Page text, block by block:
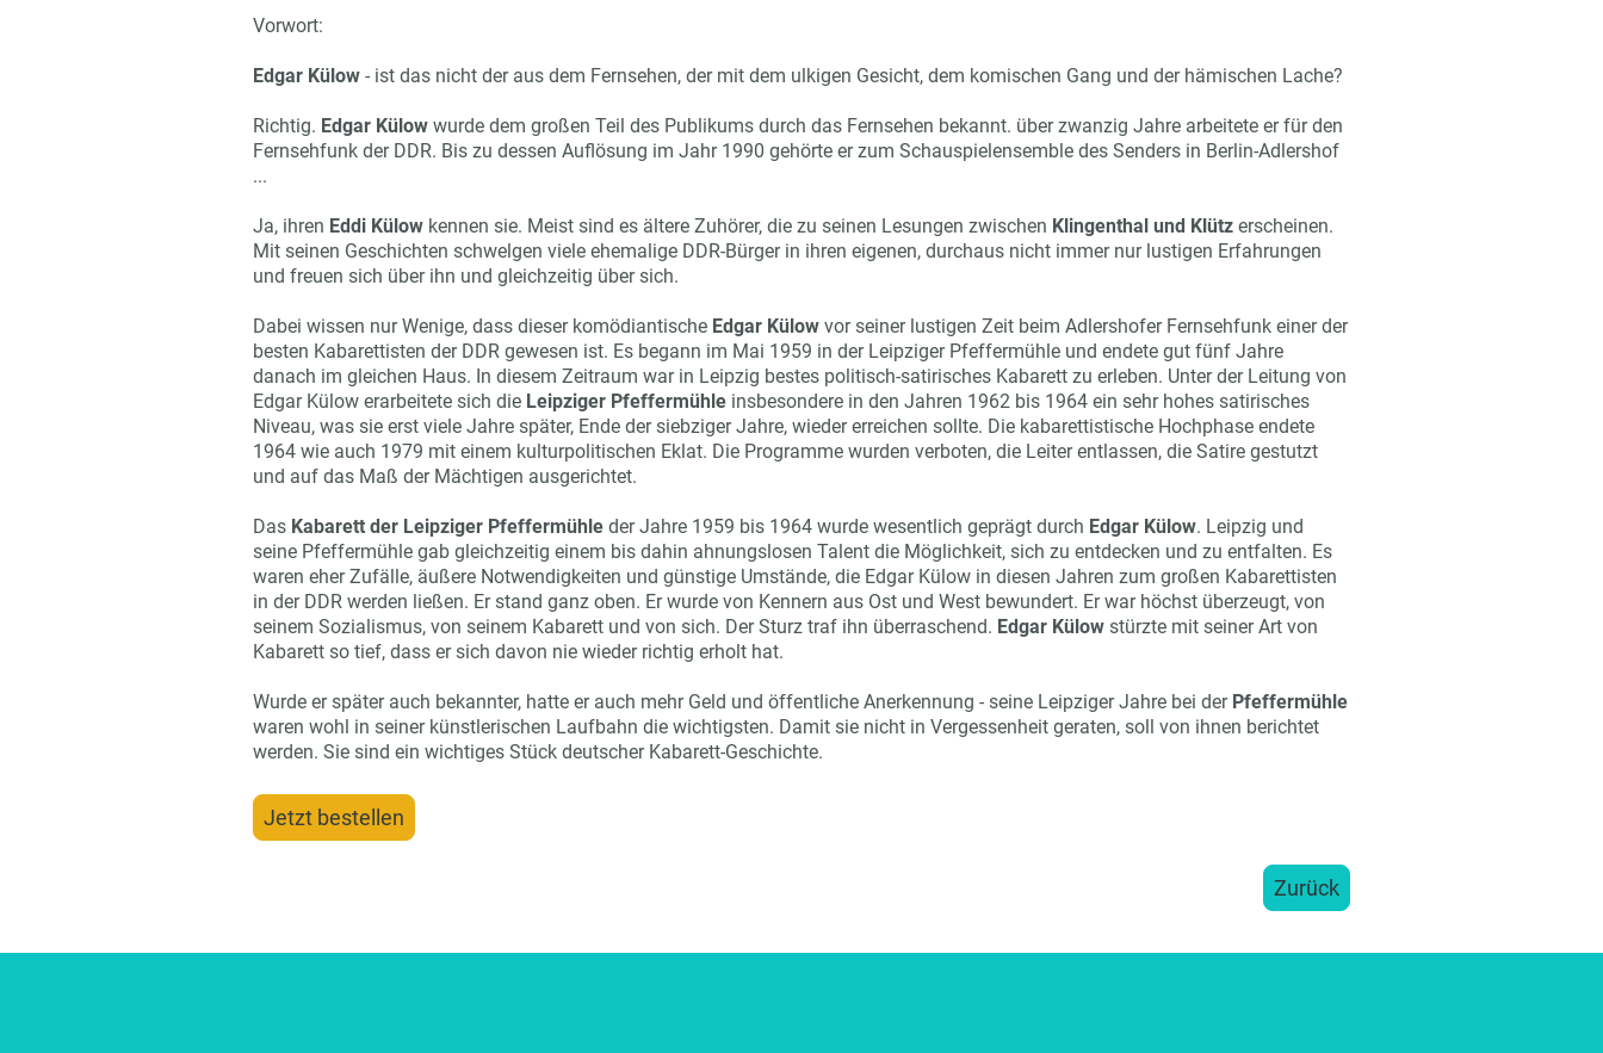
Vorwort:
Edgar Külow - ist das nicht der aus dem Fernsehen, der mit dem ulkigen Gesicht, dem komischen Gang und der hämischen Lache?
Richtig. Edgar Külow wurde dem großen Teil des Publikums durch das Fernsehen bekannt. über zwanzig Jahre arbeitete er für den
Fernsehfunk der DDR. Bis zu dessen Auflösung im Jahr 1990 gehörte er zum Schauspielensemble des Senders in Berlin-Adlershof
...
Ja, ihren Eddi Külow kennen sie. Meist sind es ältere Zuhörer, die zu seinen Lesungen zwischen Klingenthal und Klütz erscheinen.
Mit seinen Geschichten schwelgen viele ehemalige DDR-Bürger in ihren eigenen, durchaus nicht immer nur lustigen Erfahrungen
und freuen sich über ihn und gleichzeitig über sich.
Dabei wissen nur Wenige, dass dieser komödiantische Edgar Külow vor seiner lustigen Zeit beim Adlershofer Fernsehfunk einer der
besten Kabarettisten der DDR gewesen ist. Es begann im Mai 1959 in der Leipziger Pfeffermühle und endete gut fünf Jahre
danach im gleichen Haus. In diesem Zeitraum war in Leipzig bestes politisch-satirisches Kabarett zu erleben. Unter der Leitung von
Edgar Külow erarbeitete sich die Leipziger Pfeffermühle insbesondere in den Jahren 1962 bis 1964 ein sehr hohes satirisches
Niveau, was sie erst viele Jahre später, Ende der siebziger Jahre, wieder erreichen sollte. Die kabarettistische Hochphase endete
1964 wie auch 1979 mit einem kulturpolitischen Eklat. Die Programme wurden verboten, die Leiter entlassen, die Satire gestutzt
und auf das Maß der Mächtigen ausgerichtet.
Das Kabarett der Leipziger Pfeffermühle der Jahre 1959 bis 1964 wurde wesentlich geprägt durch Edgar Külow. Leipzig und
seine Pfeffermühle gab gleichzeitig einem bis dahin ahnungslosen Talent die Möglichkeit, sich zu entdecken und zu entfalten. Es
waren eher Zufälle, äußere Notwendigkeiten und günstige Umstände, die Edgar Külow in diesen Jahren zum großen Kabarettisten
in der DDR werden ließen. Er stand ganz oben. Er wurde von Kennern aus Ost und West bewundert. Er war höchst überzeugt, von
seinem Sozialismus, von seinem Kabarett und von sich. Der Sturz traf ihn überraschend. Edgar Külow stürzte mit seiner Art von
Kabarett so tief, dass er sich davon nie wieder richtig erholt hat.
Wurde er später auch bekannter, hatte er auch mehr Geld und öffentliche Anerkennung - seine Leipziger Jahre bei der Pfeffermühle
waren wohl in seiner künstlerischen Laufbahn die wichtigsten. Damit sie nicht in Vergessenheit geraten, soll von ihnen berichtet
werden. Sie sind ein wichtiges Stück deutscher Kabarett-Geschichte.
Jetzt bestellen
Zurück